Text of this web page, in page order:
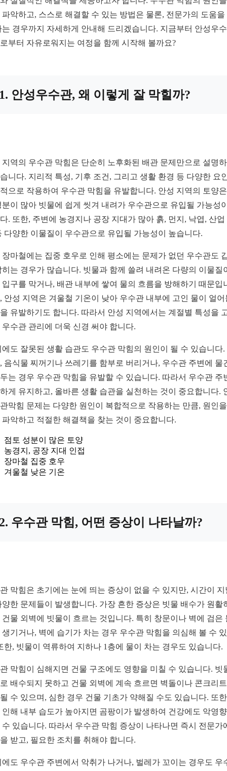
파악하고, 스스로 해결할 수 있는 방법은 물론, 전문가의 도움을
는 경우까지 자세하게 안내해 드리겠습니다. 지금부터 안성우
부터 자유로워지는 여정을 함께 시작해 볼까요?
안성우수관, 왜 이렇게 잘 막힐까?
지역의 우수관 막힘은 단순히 노후화된 배관 문제만으로 설명
니다. 지리적 특성, 기후 조건, 그리고 생활 환경 등 다양한 요
으로 작용하여 우수관 막힘을 유발합니다. 안성 지역의 토양
분이 많아 빗물에 쉽게 씻겨 내려가 우수관으로 유입될 가능성
. 또한, 주변에 농경지나 공장 지대가 많아 흙, 먼지, 낙엽, 산업
다양한 이물질이 우수관으로 유입될 가능성이 높습니다.
장마철에는 집중 호우로 인해 평소에는 문제가 없던 우수관도
히는 경우가 많습니다. 빗물과 함께 쓸려 내려온 다량의 이물질
입구를 막거나, 배관 내부에 쌓여 물의 흐름을 방해하기 때문입
안성 지역은 겨울철 기온이 낮아 우수관 내부에 고인 물이 얼어
유발하기도 합니다. 따라서 안성 지역에서는 계절별 특성을
우수관 관리에 더욱 신경 써야 합니다.
에도 잘못된 생활 습관도 우수관 막힘의 원인이 될 수 있습니다.
음식물 찌꺼기나 쓰레기를 함부로 버리거나, 우수관 주변에 물
는 경우 우수관 막힘을 유발할 수 있습니다. 따라서 우수관 주
게 유지하고, 올바른 생활 습관을 실천하는 것이 중요합니다.
막힘 문제는 다양한 원인이 복합적으로 작용하는 만큼, 원인
파악하고 적절한 해결책을 찾는 것이 중요합니다.
점토 성분이 많은 토양
농경지, 공장 지대 인접
장마철 집중 호우
겨울철 낮은 기온
우수관 막힘, 어떤 증상이 나타날까?
막힘은 초기에는 눈에 띄는 증상이 없을 수 있지만, 시간이 지
양한 문제들이 발생합니다. 가장 흔한 증상은 빗물 배수가 원활
건물 외벽에 빗물이 흐르는 것입니다. 특히 창문이나 벽에 검은
생기거나, 벽에 습기가 차는 경우 우수관 막힘을 의심해 볼 수
한, 빗물이 역류하여 지하나 1층에 물이 차는 경우도 있습니다.
막힘이 심해지면 건물 구조에도 영향을 미칠 수 있습니다. 빗
배수되지 못하고 건물 외벽에 계속 흐르면 벽돌이나 콘크리
수 있으며, 심한 경우 건물 기초가 약해질 수도 있습니다. 또
인해 내부 습도가 높아지면 곰팡이가 발생하여 건강에도 악영
수 있습니다. 따라서 우수관 막힘 증상이 나타나면 즉시 전문가
받고, 필요한 조치를 취해야 합니다.
에도 우수관 주변에서 악취가 나거나, 벌레가 꼬이는 경우도 우